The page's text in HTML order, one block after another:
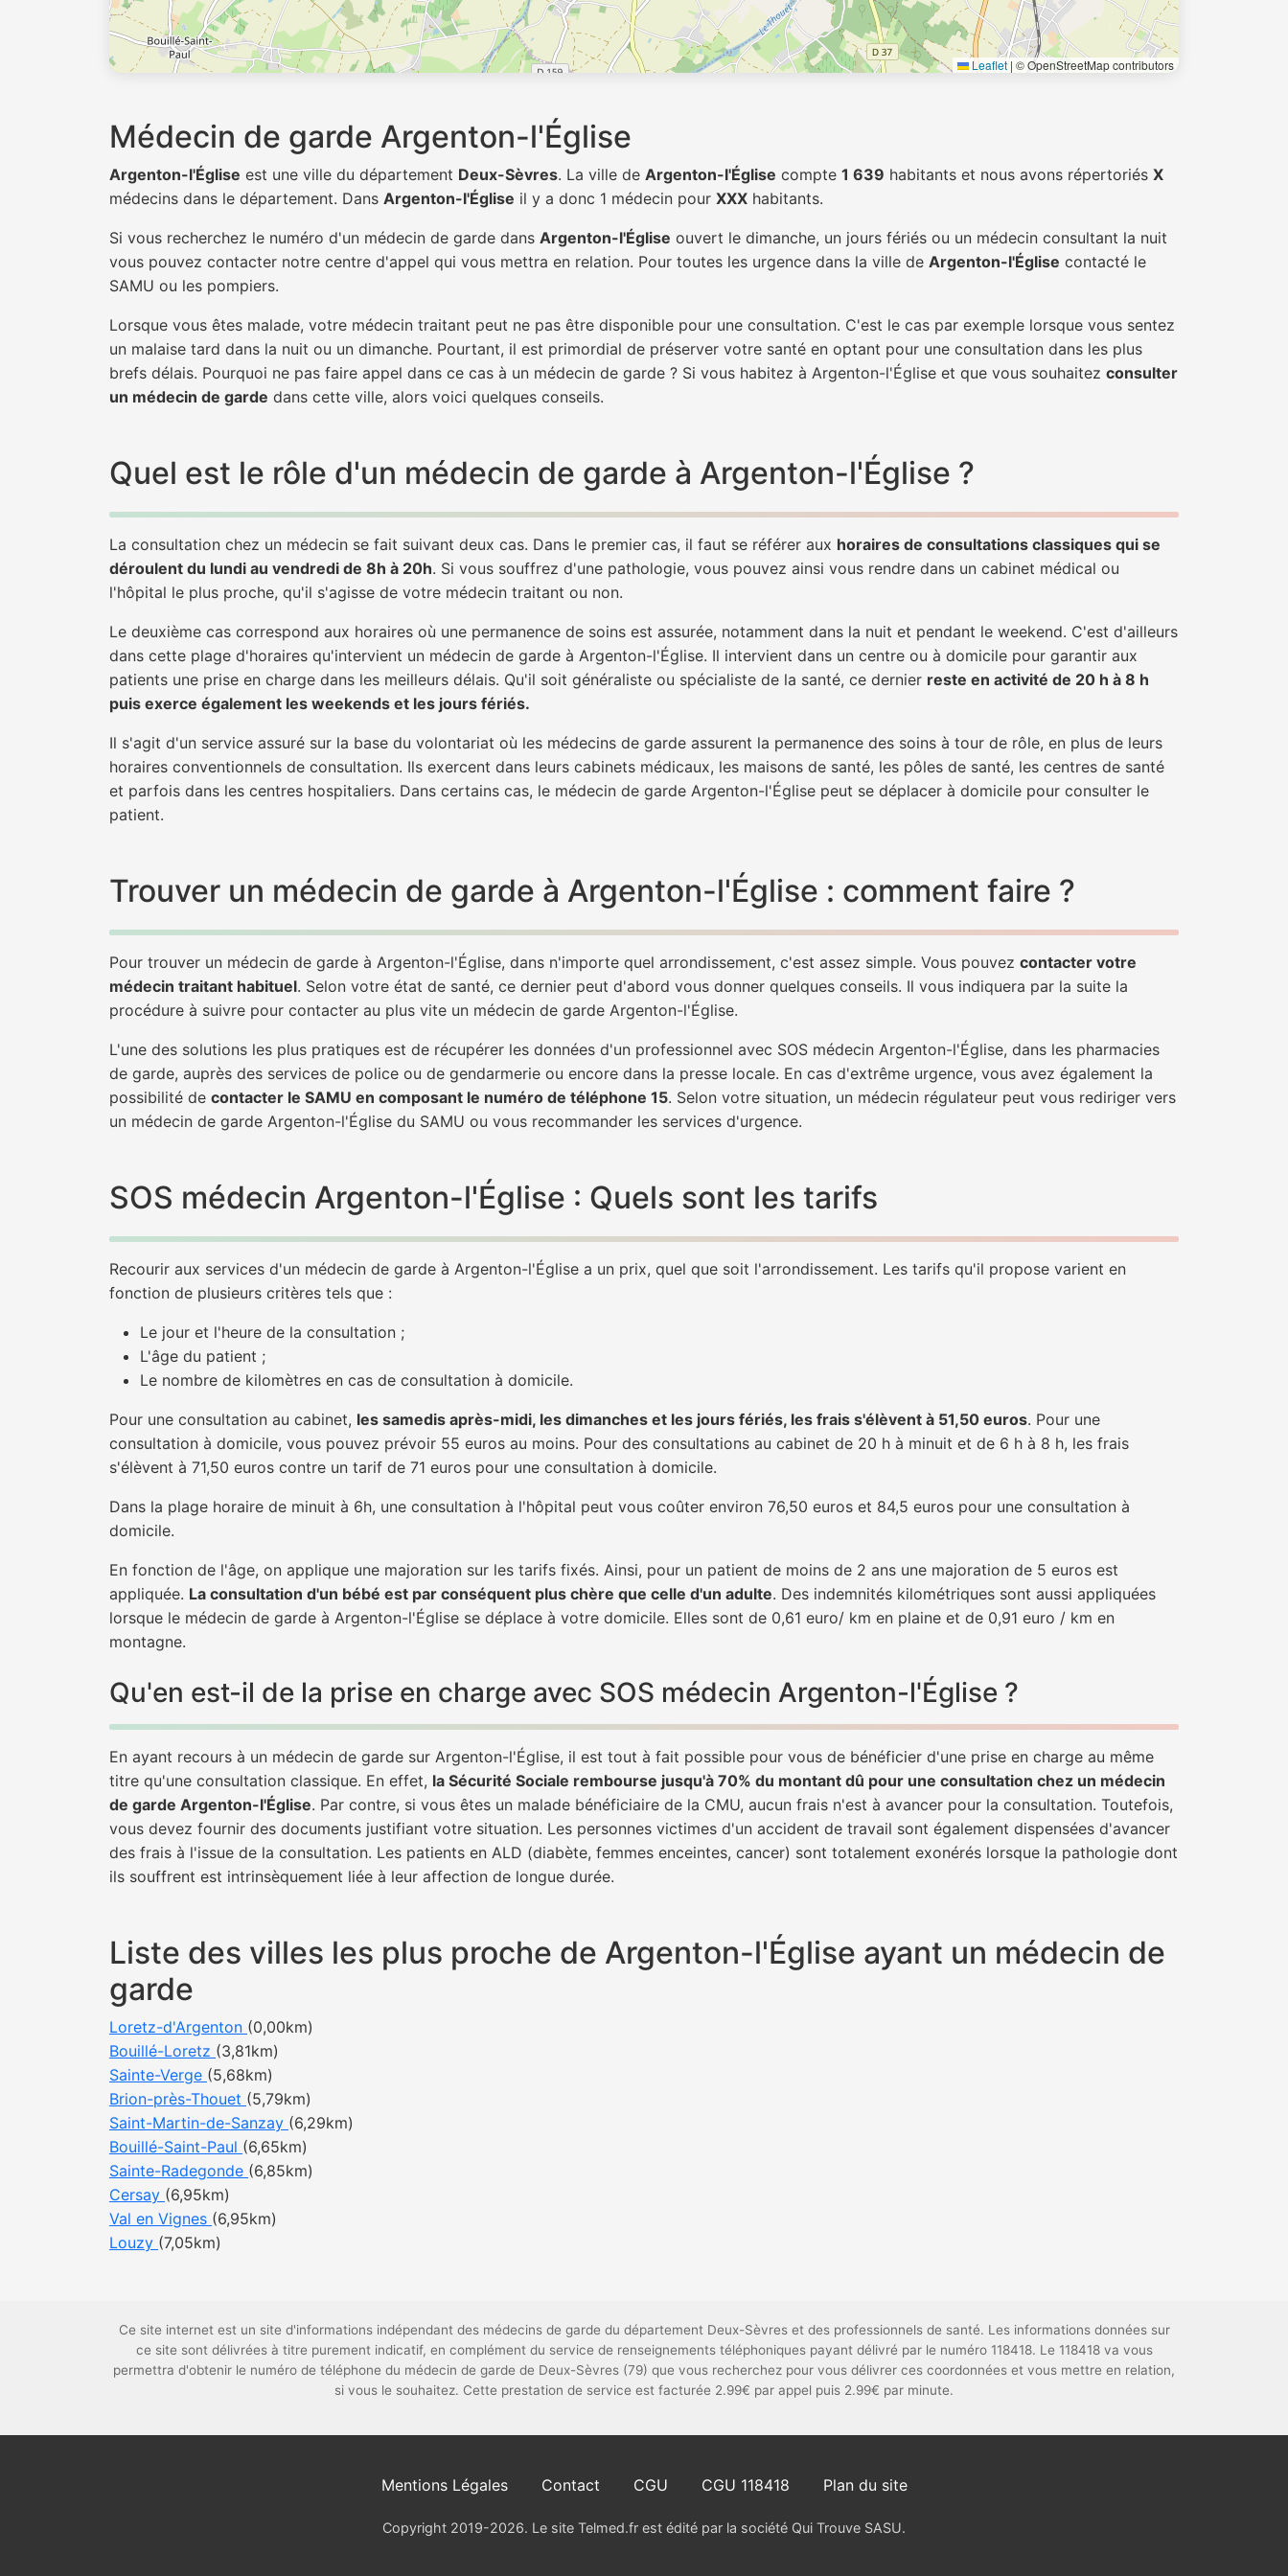
Leaflet | © OpenStreetMap contributors
Médecin de garde Argenton-l'Église
Argenton-l'Église est une ville du département Deux-Sèvres. La ville de Argenton-l'Église compte 1 639 habitants et nous avons répertoriés X
médecins dans le département. Dans Argenton-l'Église il y a donc 1 médecin pour XXX habitants.
Si vous recherchez le numéro d'un médecin de garde dans Argenton-l'Église ouvert le dimanche, un jours fériés ou un médecin consultant la nuit
vous pouvez contacter notre centre d'appel qui vous mettra en relation. Pour toutes les urgence dans la ville de Argenton-l'Église contacté le
SAMU ou les pompiers.
Lorsque vous êtes malade, votre médecin traitant peut ne pas être disponible pour une consultation. C'est le cas par exemple lorsque vous sentez
un malaise tard dans la nuit ou un dimanche. Pourtant, il est primordial de préserver votre santé en optant pour une consultation dans les plus
brefs délais. Pourquoi ne pas faire appel dans ce cas à un médecin de garde ? Si vous habitez à Argenton-l'Église et que vous souhaitez consulter
un médecin de garde dans cette ville, alors voici quelques conseils.
Quel est le rôle d'un médecin de garde à Argenton-l'Église ?
La consultation chez un médecin se fait suivant deux cas. Dans le premier cas, il faut se référer aux horaires de consultations classiques qui se
déroulent du lundi au vendredi de 8h à 20h. Si vous souffrez d'une pathologie, vous pouvez ainsi vous rendre dans un cabinet médical ou
l'hôpital le plus proche, qu'il s'agisse de votre médecin traitant ou non.
Le deuxième cas correspond aux horaires où une permanence de soins est assurée, notamment dans la nuit et pendant le weekend. C'est d'ailleurs
dans cette plage d'horaires qu'intervient un médecin de garde à Argenton-l'Église. Il intervient dans un centre ou à domicile pour garantir aux
patients une prise en charge dans les meilleurs délais. Qu'il soit généraliste ou spécialiste de la santé, ce dernier reste en activité de 20 h à 8 h
puis exerce également les weekends et les jours fériés.
Il s'agit d'un service assuré sur la base du volontariat où les médecins de garde assurent la permanence des soins à tour de rôle, en plus de leurs
horaires conventionnels de consultation. Ils exercent dans leurs cabinets médicaux, les maisons de santé, les pôles de santé, les centres de santé
et parfois dans les centres hospitaliers. Dans certains cas, le médecin de garde Argenton-l'Église peut se déplacer à domicile pour consulter le
patient.
Trouver un médecin de garde à Argenton-l'Église : comment faire ?
Pour trouver un médecin de garde à Argenton-l'Église, dans n'importe quel arrondissement, c'est assez simple. Vous pouvez contacter votre
médecin traitant habituel. Selon votre état de santé, ce dernier peut d'abord vous donner quelques conseils. Il vous indiquera par la suite la
procédure à suivre pour contacter au plus vite un médecin de garde Argenton-l'Église.
L'une des solutions les plus pratiques est de récupérer les données d'un professionnel avec SOS médecin Argenton-l'Église, dans les pharmacies
de garde, auprès des services de police ou de gendarmerie ou encore dans la presse locale. En cas d'extrême urgence, vous avez également la
possibilité de contacter le SAMU en composant le numéro de téléphone 15. Selon votre situation, un médecin régulateur peut vous rediriger vers
un médecin de garde Argenton-l'Église du SAMU ou vous recommander les services d'urgence.
SOS médecin Argenton-l'Église : Quels sont les tarifs
Recourir aux services d'un médecin de garde à Argenton-l'Église a un prix, quel que soit l'arrondissement. Les tarifs qu'il propose varient en
fonction de plusieurs critères tels que :
Le jour et l'heure de la consultation ;
L'âge du patient ;
Le nombre de kilomètres en cas de consultation à domicile.
Pour une consultation au cabinet, les samedis après-midi, les dimanches et les jours fériés, les frais s'élèvent à 51,50 euros. Pour une
consultation à domicile, vous pouvez prévoir 55 euros au moins. Pour des consultations au cabinet de 20 h à minuit et de 6 h à 8 h, les frais
s'élèvent à 71,50 euros contre un tarif de 71 euros pour une consultation à domicile.
Dans la plage horaire de minuit à 6h, une consultation à l'hôpital peut vous coûter environ 76,50 euros et 84,5 euros pour une consultation à
domicile.
En fonction de l'âge, on applique une majoration sur les tarifs fixés. Ainsi, pour un patient de moins de 2 ans une majoration de 5 euros est
appliquée. La consultation d'un bébé est par conséquent plus chère que celle d'un adulte. Des indemnités kilométriques sont aussi appliquées
lorsque le médecin de garde à Argenton-l'Église se déplace à votre domicile. Elles sont de 0,61 euro/ km en plaine et de 0,91 euro / km en
montagne.
Qu'en est-il de la prise en charge avec SOS médecin Argenton-l'Église ?
En ayant recours à un médecin de garde sur Argenton-l'Église, il est tout à fait possible pour vous de bénéficier d'une prise en charge au même
titre qu'une consultation classique. En effet, la Sécurité Sociale rembourse jusqu'à 70% du montant dû pour une consultation chez un médecin
de garde Argenton-l'Église. Par contre, si vous êtes un malade bénéficiaire de la CMU, aucun frais n'est à avancer pour la consultation. Toutefois,
vous devez fournir des documents justifiant votre situation. Les personnes victimes d'un accident de travail sont également dispensées d'avancer
des frais à l'issue de la consultation. Les patients en ALD (diabète, femmes enceintes, cancer) sont totalement exonérés lorsque la pathologie dont
ils souffrent est intrinsèquement liée à leur affection de longue durée.
Liste des villes les plus proche de Argenton-l'Église ayant un médecin de
garde
Loretz-d'Argenton (0,00km)
Bouillé-Loretz (3,81km)
Sainte-Verge (5,68km)
Brion-près-Thouet (5,79km)
Saint-Martin-de-Sanzay (6,29km)
Bouillé-Saint-Paul (6,65km)
Sainte-Radegonde (6,85km)
Cersay (6,95km)
Val en Vignes (6,95km)
Louzy (7,05km)
Ce site internet est un site d'informations indépendant des médecins de garde du département Deux-Sèvres et des professionnels de santé. Les informations données sur
ce site sont délivrées à titre purement indicatif, en complément du service de renseignements téléphoniques payant délivré par le numéro 118418. Le 118418 va vous
permettra d'obtenir le numéro de téléphone du médecin de garde de Deux-Sèvres (79) que vous recherchez pour vous délivrer ces coordonnées et vous mettre en relation,
si vous le souhaitez. Cette prestation de service est facturée 2.99€ par appel puis 2.99€ par minute.
Mentions Légales Contact CGU CGU 118418 Plan du site
Copyright 2019-2026. Le site Telmed.fr est édité par la société Qui Trouve SASU.